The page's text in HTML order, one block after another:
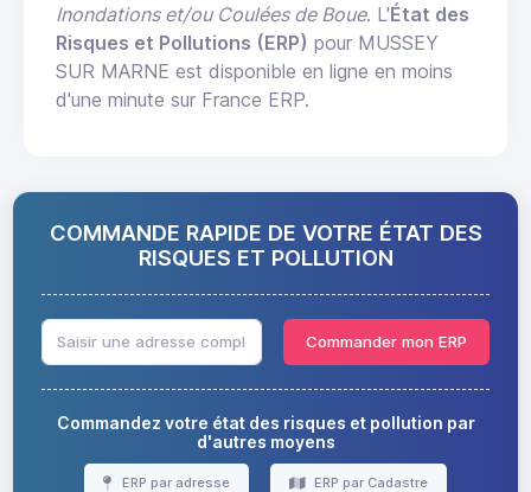
Inondations et/ou Coulées de Boue. L'État des
Risques et Pollutions (ERP) pour MUSSEY
SUR MARNE est disponible en ligne en moins
d'une minute sur France ERP.
COMMANDE RAPIDE DE VOTRE ÉTAT DES
RISQUES ET POLLUTION
Commander mon ERP
Commandez votre état des risques et pollution par
d'autres moyens
ERP par adresse ERP par Cadastre